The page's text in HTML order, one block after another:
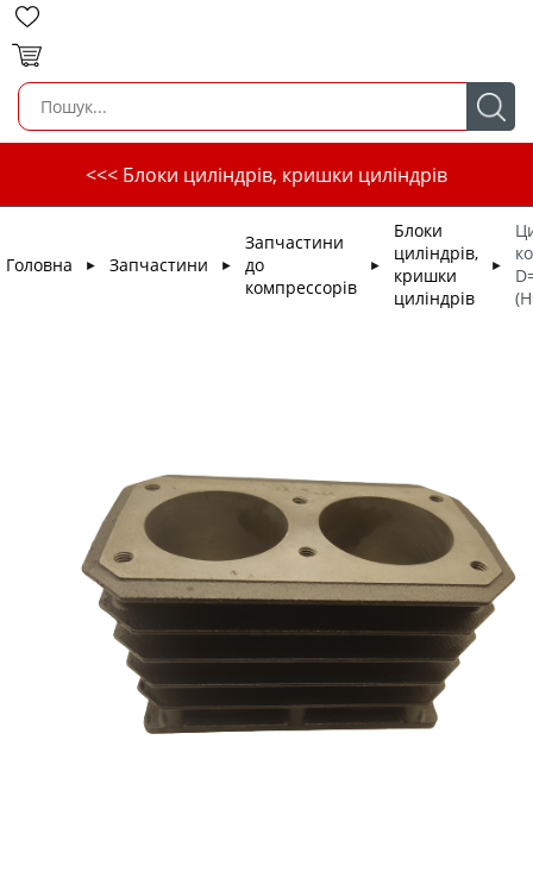
<<< Блоки циліндрів, кришки циліндрів
Головна ► Запчастини ►
Запчастини
до
компрессорів
►
Блоки
циліндрів,
кришки
циліндрів
►